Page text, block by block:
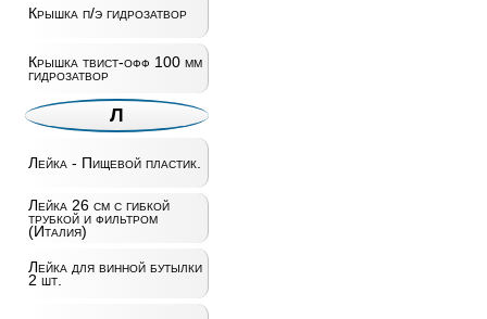
Крышка п/э гидрозатвор
Крышка твист-офф 100 мм
гидрозатвор
Л
Лейка - Пищевой пластик.
Лейка 26 см с гибкой
трубкой и фильтром
(Италия)
Лейка для винной бутылки
2 шт.